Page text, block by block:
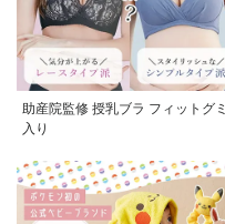
助産院監修 授乳ブラ フィットグミ
入り